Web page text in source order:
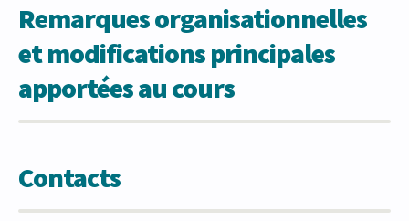
Remarques organisationnelles
et modifications principales
apportées au cours
Contacts